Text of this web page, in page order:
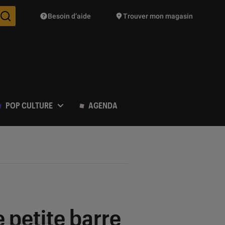
Des suggestions de produits vont vous être proposées
Besoin d’aide Trouver mon magasin
POP CULTURE AGENDA
petite barre